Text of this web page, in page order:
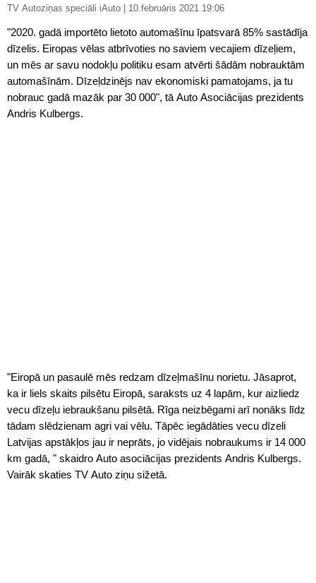
TV Autoziņas speciāli iAuto | 10.februāris 2021 19:06
"2020. gadā importēto lietoto automašīnu īpatsvarā 85% sastādīja
dīzelis. Eiropas vēlas atbrīvoties no saviem vecajiem dīzeļiem,
un mēs ar savu nodokļu politiku esam atvērti šādām nobrauktām
automašīnām. Dīzeļdzinējs nav ekonomiski pamatojams, ja tu
nobrauc gadā mazāk par 30 000", tā Auto Asociācijas prezidents
Andris Kulbergs.
"Eiropā un pasaulē mēs redzam dīzeļmašīnu norietu. Jāsaprot,
ka ir liels skaits pilsētu Eiropā, saraksts uz 4 lapām, kur aizliedz
vecu dīzeļu iebraukšanu pilsētā. Rīga neizbēgami arī nonāks līdz
tādam slēdzienam agri vai vēlu. Tāpēc iegādāties vecu dīzeli
Latvijas apstākļos jau ir neprāts, jo vidējais nobraukums ir 14 000
km gadā, " skaidro Auto asociācijas prezidents Andris Kulbergs.
Vairāk skaties TV Auto ziņu sižetā.